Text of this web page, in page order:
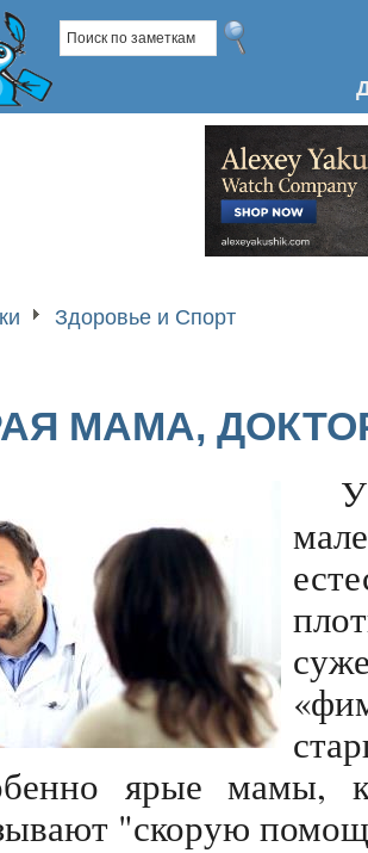
Здоровье и Спорт
МАМА,
ярые мамы,
"скорую